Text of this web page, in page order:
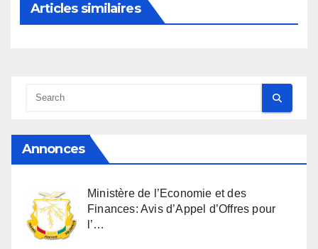
Articles similaires
Annonces
Ministère de l’Economie et des
Finances: Avis d’Appel d’Offres pour
l’…